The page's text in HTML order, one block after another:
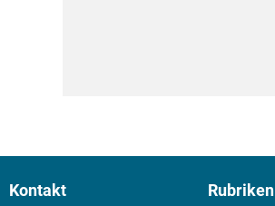
Kontakt Rubriken